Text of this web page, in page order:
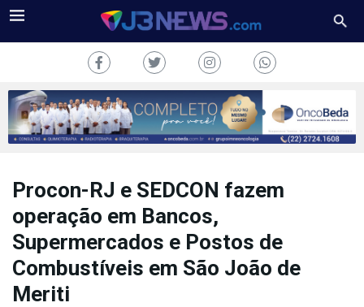
J3NEWS
COLUNAS
FALE
Procon-RJ e SEDCON fazem
operação em Bancos,
Supermercados e Postos de
Combustíveis em São João de
Meriti